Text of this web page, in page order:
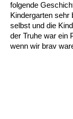
folgende
Kindergarten sehr
selbst und die
der Truhe war ein
wenn wir brav